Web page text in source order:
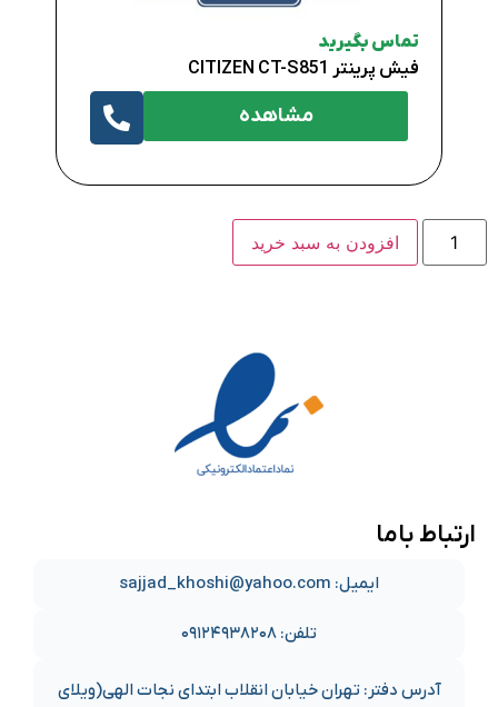
تماس بگیرید
فیش پرینتر CITIZEN CT-S851
مشاهده
افزودن به سبد خرید
ارتباط باما
ایمیل: sajjad_khoshi@yahoo.com
تلفن: ۰۹۱۲۴۹۳۸۲۰۸
آدرس دفتر: تهران خیابان انقلاب ابتدای نجات الهی(ویلای